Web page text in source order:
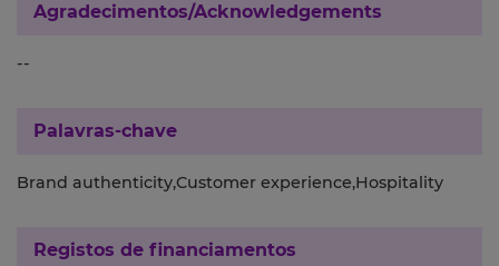
Agradecimentos/Acknowledgements
--
Palavras-chave
Brand authenticity,Customer experience,Hospitality
Registos de financiamentos